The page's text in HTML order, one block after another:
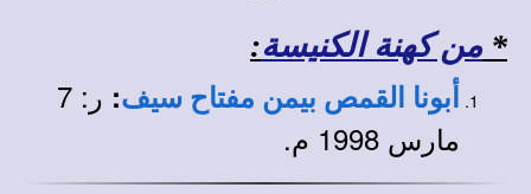
* من كهنة الكنيسة:
أبونا القمص بيمن مفتاح سيف:
ر: 7
مارس 1998 م.